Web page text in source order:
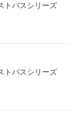
バスシリーズ
バスシリーズ